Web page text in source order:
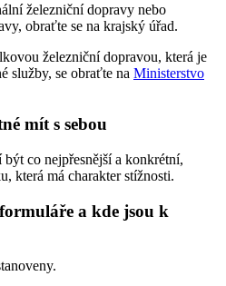
železniční dopravy nebo
obraťte se na krajský úřad.
železniční dopravou, která je
služby, se obraťte na Ministerstvo
mít s sebou
co nejpřesnější a konkrétní,
která má charakter stížnosti.
a kde jsou k